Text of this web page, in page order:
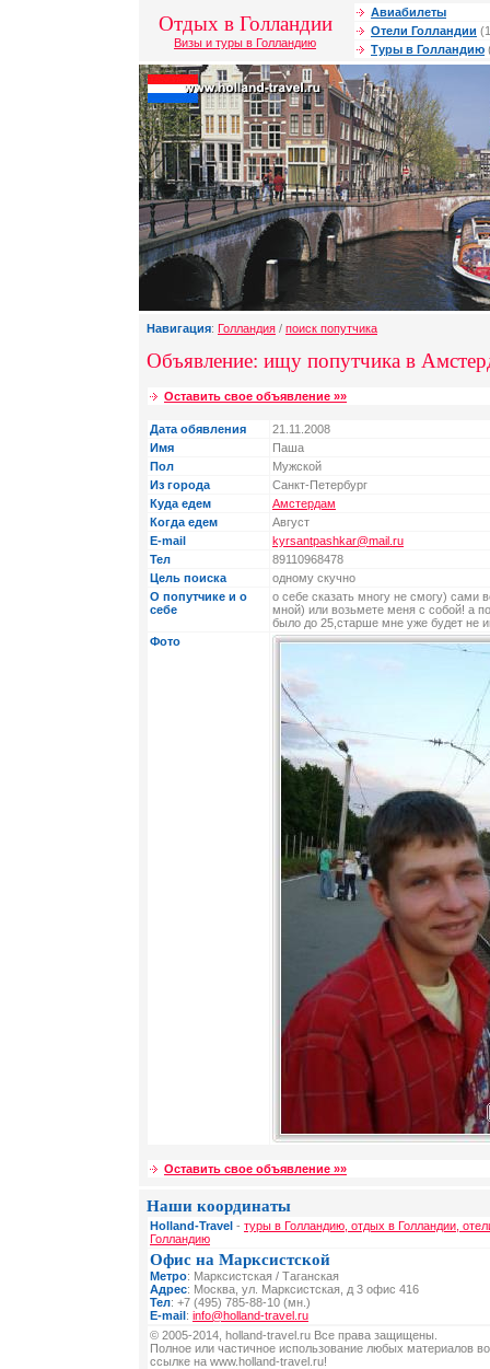
Отдых в Голландии
Визы и туры в Голландию
Авиабилеты
Отели Голландии
Туры в Голландию
Навигация: Голландия / поиск попутчика
Объявление: ищу попутчика в
Оставить свое объявление »»
Дата обявления
21.11.2008
Имя
Паша
Пол
Мужской
Из города
Санкт-Петербург
Куда едем
Амстердам
Когда едем
Август
E-mail
kyrsantpashkar@mail.ru
Тел
89110968478
Цель поиска
одному скучно
О попутчике и о
себе
о себе сказать многу не смогу) сами
мной) или возьмете меня с собой! а
было до 25,старше мне уже будет не
Фото
Оставить свое объявление »»
Наши координаты
Holland-Travel - туры в Голландию, отдых в Голландии,
Голландию
Офис на Марксистской
Метро: Марксистская / Таганская
Адрес: Москва, ул. Марксистская, д 3 офис 416
Тел: +7 (495) 785-88-10 (мн.)
E-mail: info@holland-travel.ru
© 2005-2014, holland-travel.ru Все права защищены.
Полное или частичное использование любых материалов
ссылке на www.holland-travel.ru!